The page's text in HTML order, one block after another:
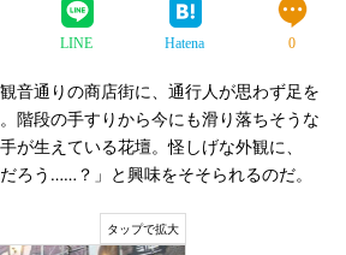
LINE Hatena 0
音通りの商店街に、通行人が思わず足を
階段の手すりから今にも滑り落ちそうな
が生えている花壇。怪しげな外観に、
ろう……？」と興味をそそられるのだ。